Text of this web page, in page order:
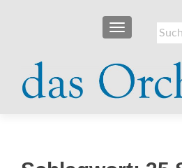
nach:
SCHALTE